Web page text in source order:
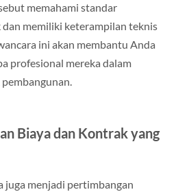
memahami standar
dan memiliki keterampilan teknis
ini akan membantu Anda
profesional mereka dalam
Biaya dan Kontrak yang
juga menjadi pertimbangan